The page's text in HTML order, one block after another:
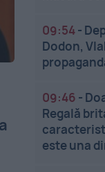
09:54-
Dodon,
09:46 -
Regală
este una